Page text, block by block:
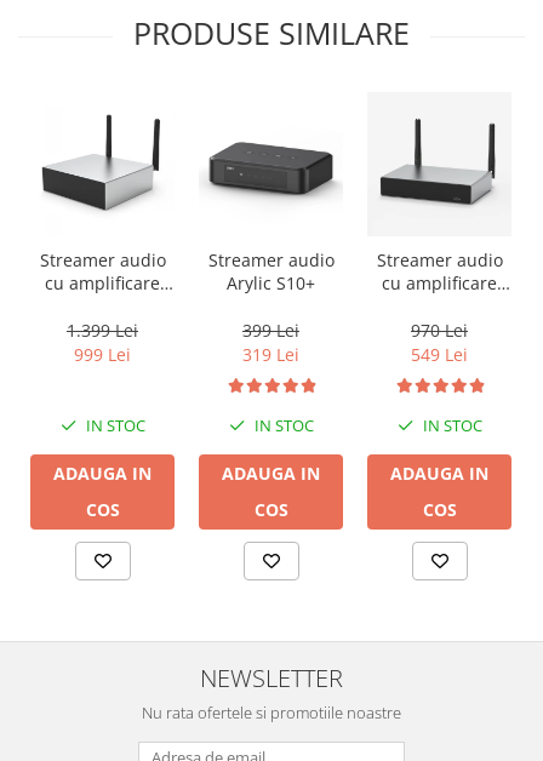
PRODUSE SIMILARE
Streamer audio
cu amplificare
A50+, LAN /Wi-Fi
/Bluetooth,
1.399 Lei
999 Lei
IN STOC
ADAUGA IN
COS
Streamer audio
Arylic S10+
399 Lei
319 Lei
IN STOC
ADAUGA IN
COS
Streamer audio
cu amplificare
A30+, LAN /Wi-Fi
/Bluetooth,
24bit/192kHz,
Multiroom
970 Lei
549 Lei
IN STOC
ADAUGA IN
COS
NEWSLETTER
Nu rata ofertele si promotiile noastre